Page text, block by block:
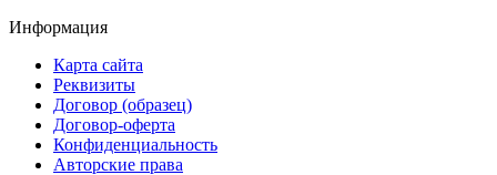
Информация
Карта сайта
Реквизиты
Договор (образец)
Договор-оферта
Конфиденциальность
Авторские права